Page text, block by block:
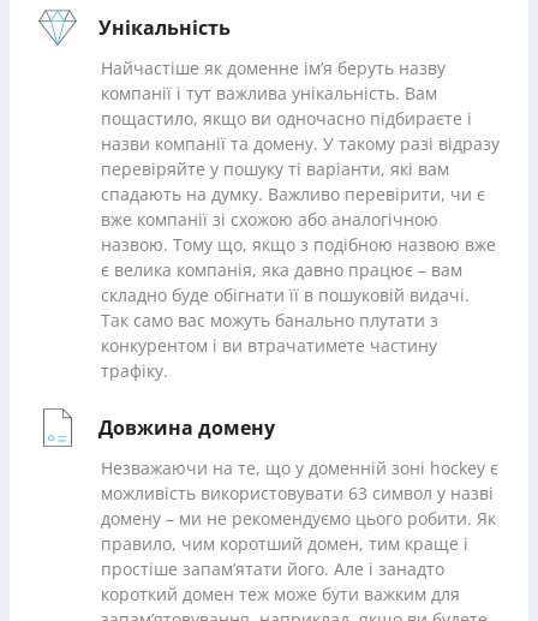
Унікальність
Найчастіше як доменне ім’я беруть назву
компанії і тут важлива унікальність. Вам
пощастило, якщо ви одночасно підбираєте і
назви компанії та домену. У такому разі відразу
перевіряйте у пошуку ті варіанти, які вам
спадають на думку. Важливо перевірити, чи є
вже компанії зі схожою або аналогічною
назвою. Тому що, якщо з подібною назвою вже
є велика компанія, яка давно працює – вам
складно буде обігнати її в пошуковій видачі.
Так само вас можуть банально плутати з
конкурентом і ви втрачатимете частину
трафіку.
Довжина домену
Незважаючи на те, що у доменній зоні hockey є
можливість використовувати 63 символ у назві
домену – ми не рекомендуємо цього робити. Як
правило, чим коротший домен, тим краще і
простіше запам’ятати його. Але і занадто
короткий домен теж може бути важким для